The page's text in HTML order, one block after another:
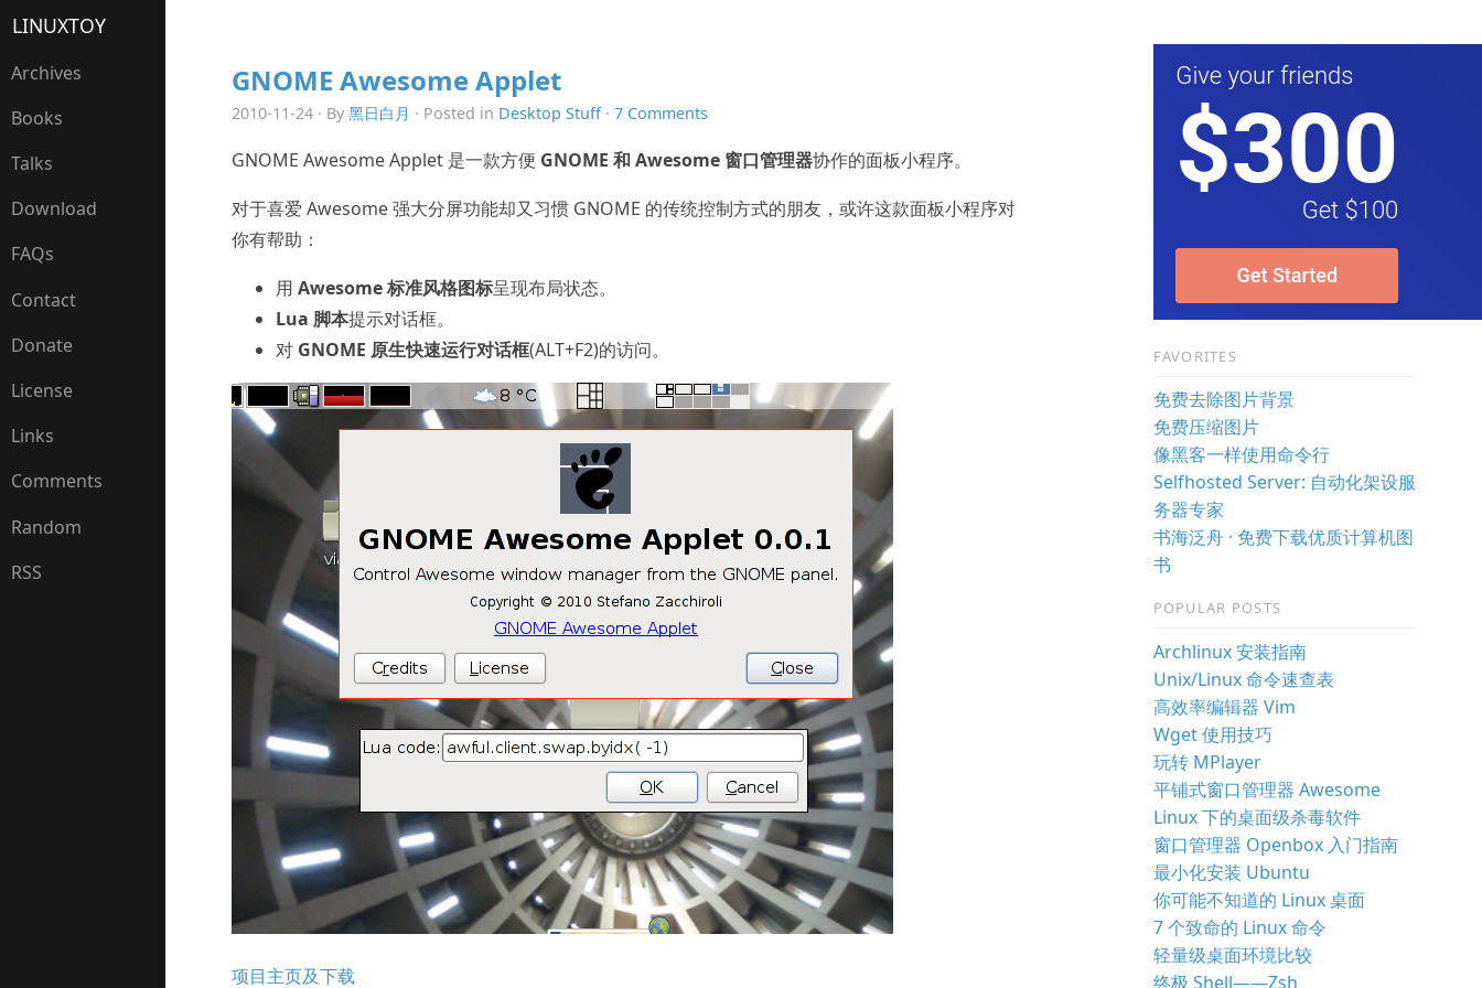
LINUXTOY
Archives
Books
Talks
Download
FAQs
Contact
Donate
License
Links
Comments
Random
RSS
GNOME Awesome Applet
2010-11-24 · By 黑日白月 · Posted in Desktop Stuff· 7 Comments
GNOME Awesome Applet 是一款方便 GNOME 和 Awesome 窗口管理器协作的面板小程序。
对于喜爱 Awesome 强大分屏功能却又习惯 GNOME 的传统控制方式的朋友，或许这款面板小程序对
你有帮助：
用 Awesome 标准风格图标呈现布局状态。
Lua 脚本提示对话框。
对 GNOME 原生快速运行对话框(ALT+F2)的访问。
项目主页及下载
FAVORITES
免费去除图片背景
免费压缩图片
像黑客一样使用命令行
Selfhosted Server: 自动化架设服
务器专家
书海泛舟 · 免费下载优质计算机图
书
POPULAR POSTS
Archlinux 安装指南
Unix/Linux 命令速查表
高效率编辑器 Vim
Wget 使用技巧
玩转 MPlayer
平铺式窗口管理器 Awesome
Linux 下的桌面级杀毒软件
窗口管理器 Openbox 入门指南
最小化安装 Ubuntu
你可能不知道的 Linux 桌面
7 个致命的 Linux 命令
轻量级桌面环境比较
终极 Shell——Zsh